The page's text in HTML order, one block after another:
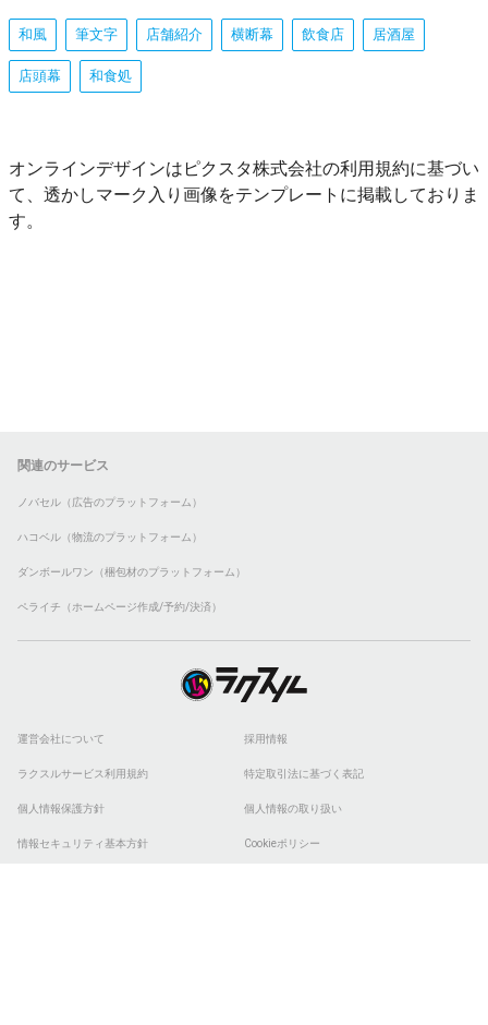
和風 筆文字 店舗紹介 横断幕 飲食店 居酒屋
店頭幕 和食処
オンラインデザインはピクスタ株式会社の利用規約に基づい
て、透かしマーク入り画像をテンプレートに掲載しておりま
す。
関連のサービス
ノバセル（広告のプラットフォーム）
ハコベル（物流のプラットフォーム）
ダンボールワン（梱包材のプラットフォーム）
ペライチ（ホームページ作成/予約/決済）
運営会社について 採用情報
ラクスルサービス利用規約 特定取引法に基づく表記
個人情報保護方針 個人情報の取り扱い
情報セキュリティ基本方針 Cookieポリシー